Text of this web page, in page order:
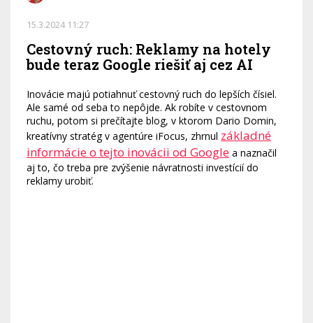
15.3.2024 11:27
Cestovný ruch: Reklamy na hotely
bude teraz Google riešiť aj cez AI
Inovácie majú potiahnuť cestovný ruch do lepších čísiel.
Ale samé od seba to nepôjde. Ak robíte v cestovnom
ruchu, potom si prečítajte blog, v ktorom Dario Domin,
kreatívny stratég v agentúre iFocus, zhrnul základné
informácie o tejto inovácii od Google a naznačil
aj to, čo treba pre zvýšenie návratnosti investícií do
reklamy urobiť.